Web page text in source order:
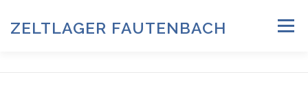
springen
ZELTLAGER FAUTENBACH Menü